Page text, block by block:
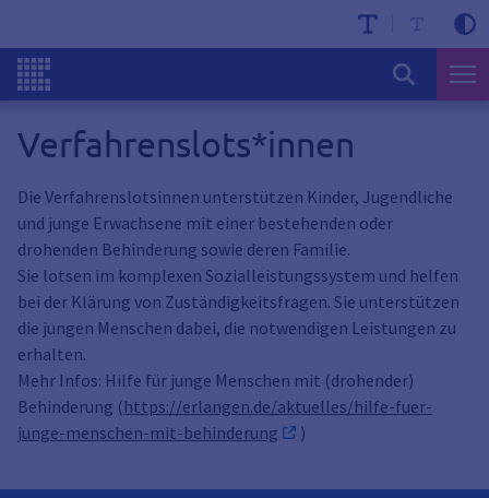
Verfahrenslots*innen
Die Verfahrenslotsinnen unterstützen Kinder, Jugendliche
und junge Erwachsene mit einer bestehenden oder
drohenden Behinderung sowie deren Familie.
Sie lotsen im komplexen Sozialleistungssystem und helfen
bei der Klärung von Zuständigkeitsfragen. Sie unterstützen
die jungen Menschen dabei, die notwendigen Leistungen zu
erhalten.
Mehr Infos: Hilfe für junge Menschen mit (drohender)
Behinderung (https://erlangen.de/aktuelles/hilfe-fuer-
junge-menschen-mit-behinderung
)